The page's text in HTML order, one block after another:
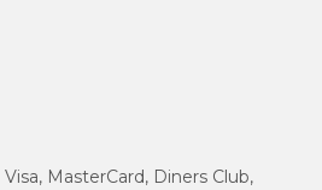
Visa, MasterCard, Diners Club,